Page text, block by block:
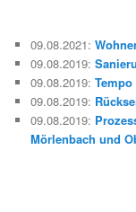
09.08.2021:
09.08.2019:
09.08.2019:
09.08.2019:
09.08.2019:
Mörlenbach und